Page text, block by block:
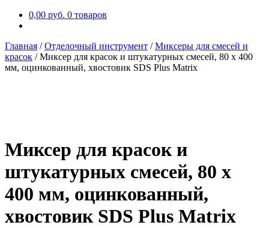
0,00 руб. 0 товаров
Главная /Отделочный инструмент /Миксеры для смесей и
красок /Миксер для красок и штукатурных смесей, 80 х 400
мм, оцинкованный, хвостовик SDS Plus Matrix
Миксер для красок и
штукатурных смесей, 80 х
400 мм, оцинкованный,
хвостовик SDS Plus Matrix